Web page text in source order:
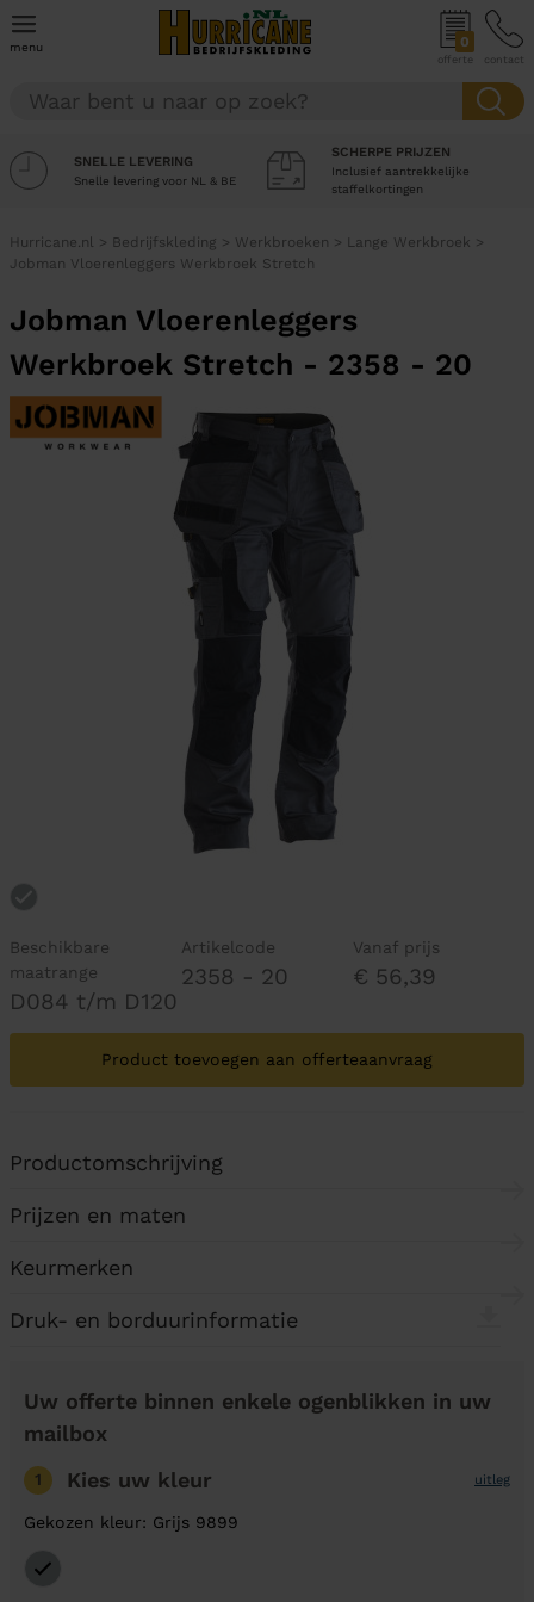
menu 0
offerte contact
SNELLE LEVERING
Snelle levering voor NL & BE
SCHERPE PRIJZEN
Inclusief aantrekkelijke
staffelkortingen
Hurricane.nl > Bedrijfskleding > Werkbroeken > Lange Werkbroek >
Jobman Vloerenleggers Werkbroek Stretch
Jobman Vloerenleggers
Werkbroek Stretch - 2358 - 20
Beschikbare
maatrange
D084 t/m D120
Artikelcode
2358 - 20
Vanaf prijs
€ 56,39
Product toevoegen aan offerteaanvraag
Productomschrijving
Prijzen en maten
Keurmerken
Druk- en borduurinformatie
Uw offerte binnen enkele ogenblikken in uw
mailbox
1 Kies uw kleur uitleg
Gekozen kleur: Grijs 9899